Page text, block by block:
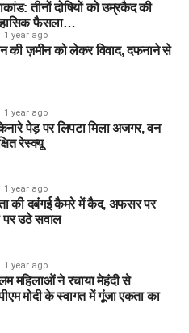
तीनों दोषियों को उम्रकैद की
फैसला…
1 year ago
की ज़मीन को लेकर विवाद, दफनाने से
1 year ago
किनारे पेड़ पर लिपटा मिला अजगर, वन
रेस्क्यू
1 year ago
नेता की दबंगई कैमरे में कैद, अफसर पर
पर उठे सवाल
1 year ago
महिलाओं ने रचाया मेहंदी से
मोदी के स्वागत में गूंजा एकता का